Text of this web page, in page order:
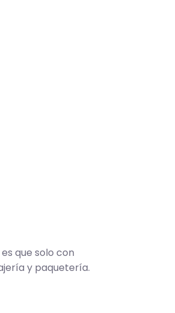
es que solo con
y paquetería.